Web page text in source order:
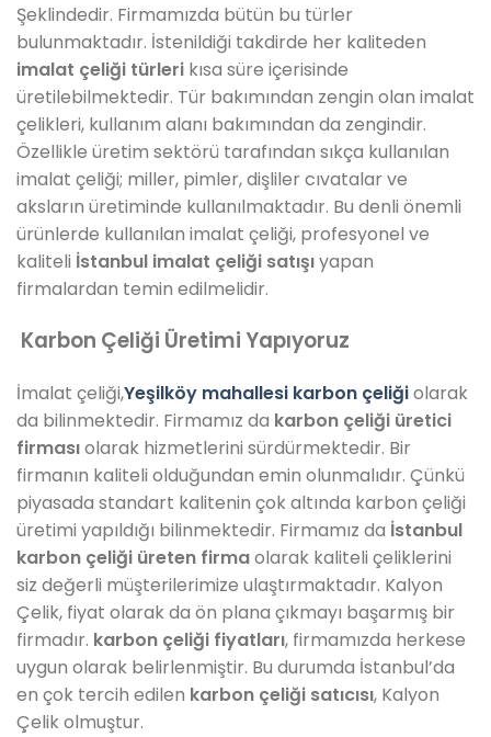
Şeklindedir. Firmamızda bütün bu türler
bulunmaktadır. İstenildiği takdirde her kaliteden
imalat çeliği türleri kısa süre içerisinde
üretilebilmektedir. Tür bakımından zengin olan imalat
çelikleri, kullanım alanı bakımından da zengindir.
Özellikle üretim sektörü tarafından sıkça kullanılan
imalat çeliği; miller, pimler, dişliler cıvatalar ve
aksların üretiminde kullanılmaktadır. Bu denli önemli
ürünlerde kullanılan imalat çeliği, profesyonel ve
kaliteli İstanbul imalat çeliği satışıyapan
firmalardan temin edilmelidir.
Karbon Çeliği Üretimi Yapıyoruz
İmalat çeliği,Yeşilköy mahallesi karbon çeliğiolarak
da bilinmektedir. Firmamız da karbon çeliği üretici
firmasıolarak hizmetlerini sürdürmektedir. Bir
firmanın kaliteli olduğundan emin olunmalıdır. Çünkü
piyasada standart kalitenin çok altında karbon çeliği
üretimi yapıldığı bilinmektedir. Firmamız da İstanbul
karbon çeliği üreten firmaolarak kaliteli çeliklerini
siz değerli müşterilerimize ulaştırmaktadır. Kalyon
Çelik, fiyat olarak da ön plana çıkmayı başarmış bir
firmadır. karbon çeliği fiyatları, firmamızda herkese
uygun olarak belirlenmiştir. Bu durumda İstanbul’da
en çok tercih edilen karbon çeliği satıcısı, Kalyon
Çelik olmuştur.